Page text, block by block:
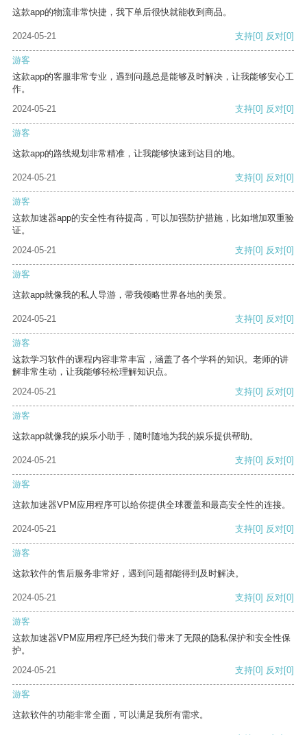
这款app的物流非常快捷，我下单后很快就能收到商品。
2024-05-21 支持[0] 反对[0]
游客
这款app的客服非常专业，遇到问题总是能够及时解决，让我能够安心工
作。
2024-05-21
支持[0] 反对[0]
游客
这款app的路线规划非常精准，让我能够快速到达目的地。
2024-05-21 支持[0] 反对[0]
游客
这款加速器app的安全性有待提高，可以加强防护措施，比如增加双重验
证。
2024-05-21
支持[0] 反对[0]
游客
这款app就像我的私人导游，带我领略世界各地的美景。
2024-05-21 支持[0] 反对[0]
游客
这款学习软件的课程内容非常丰富，涵盖了各个学科的知识。老师的讲
解非常生动，让我能够轻松理解知识点。
2024-05-21
支持[0] 反对[0]
游客
这款app就像我的娱乐小助手，随时随地为我的娱乐提供帮助。
2024-05-21 支持[0] 反对[0]
游客
这款加速器VPM应用程序可以给你提供全球覆盖和最高安全性的连接。
2024-05-21 支持[0] 反对[0]
游客
这款软件的售后服务非常好，遇到问题都能得到及时解决。
2024-05-21 支持[0] 反对[0]
游客
这款加速器VPM应用程序已经为我们带来了无限的隐私保护和安全性保
护。
2024-05-21
支持[0] 反对[0]
游客
这款软件的功能非常全面，可以满足我所有需求。